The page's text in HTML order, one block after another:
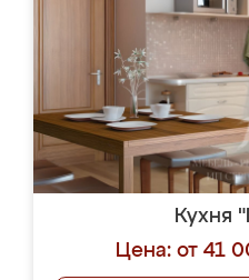
Кухня
Цена: от 41